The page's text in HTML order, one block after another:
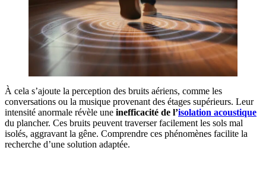
À cela s’ajoute la perception des bruits aériens, comme les
conversations ou la musique provenant des étages supérieurs. Leur
intensité anormale révèle une inefficacité de l’isolation acoustique
du plancher. Ces bruits peuvent traverser facilement les sols mal
isolés, aggravant la gêne. Comprendre ces phénomènes facilite la
recherche d’une solution adaptée.